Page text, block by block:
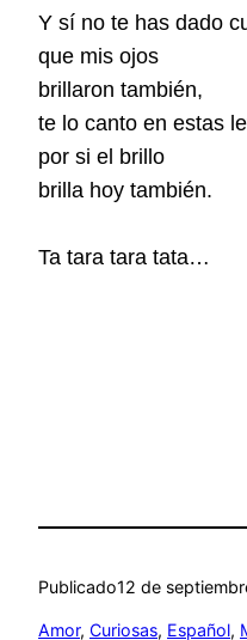
Y sí no te has dado
que mis ojos
brillaron también,
te lo canto en estas
por si el brillo
brilla hoy también.
Ta tara tara tata…
Publicado12 de
Amor, Curiosas, Español,